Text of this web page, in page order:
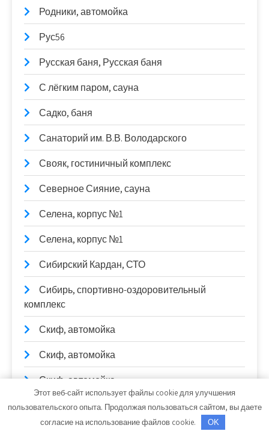
Родники, автомойка
Рус56
Русская баня, Русская баня
С лёгким паром, сауна
Садко, баня
Санаторий им. В.В. Володарского
Свояк, гостиничный комплекс
Северное Сияние, сауна
Селена, корпус №1
Селена, корпус №1
Сибирский Кардан, СТО
Сибирь, спортивно-оздоровительный
комплекс
Скиф, автомойка
Скиф, автомойка
Скиф, автомойка
Служба заказа эвакуации и спецтехники,
Служба заказа эвакуации и спецтехники
Этот веб-сайт использует файлы cookie для улучшения
пользовательского опыта. Продолжая пользоваться сайтом, вы даете
согласие на использование файлов cookie.
OK